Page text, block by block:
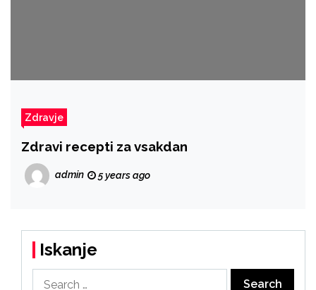
Zdravje
Zdravi recepti za vsakdan
admin 5 years ago
Iskanje